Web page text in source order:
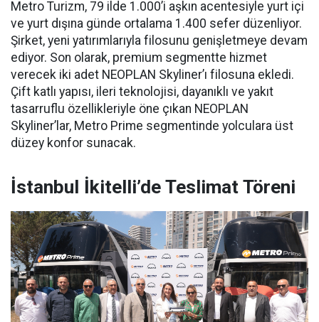
Metro Turizm, 79 ilde 1.000’i aşkın acentesiyle yurt içi
ve yurt dışına günde ortalama 1.400 sefer düzenliyor.
Şirket, yeni yatırımlarıyla filosunu genişletmeye devam
ediyor. Son olarak, premium segmentte hizmet
verecek iki adet NEOPLAN Skyliner’ı filosuna ekledi.
Çift katlı yapısı, ileri teknolojisi, dayanıklı ve yakıt
tasarruflu özellikleriyle öne çıkan NEOPLAN
Skyliner’lar, Metro Prime segmentinde yolculara üst
düzey konfor sunacak.
İstanbul İkitelli’de Teslimat Töreni